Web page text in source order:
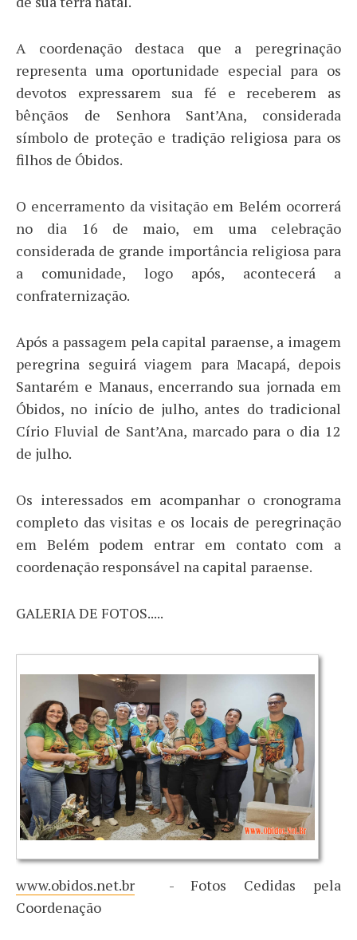
A coordenação destaca que a peregrinação
representa uma oportunidade especial para os
devotos expressarem sua fé e receberem as
bênçãos de Senhora Sant’Ana, considerada
símbolo de proteção e tradição religiosa para os
filhos de Óbidos.
O encerramento da visitação em Belém ocorrerá
no dia 16 de maio, em uma celebração
considerada de grande importância religiosa para
a comunidade, logo após, acontecerá a
confraternização.
Após a passagem pela capital paraense, a imagem
peregrina seguirá viagem para Macapá, depois
Santarém e Manaus, encerrando sua jornada em
Óbidos, no início de julho, antes do tradicional
Círio Fluvial de Sant’Ana, marcado para o dia 12
de julho.
Os interessados em acompanhar o cronograma
completo das visitas e os locais de peregrinação
em Belém podem entrar em contato com a
coordenação responsável na capital paraense.
GALERIA DE FOTOS.....
www.obidos.net.br - Fotos Cedidas pela
Coordenação